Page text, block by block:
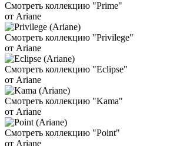
Смотреть коллекцию "Prime"
от Ariane
Смотреть коллекцию "Privilege"
от Ariane
Смотреть коллекцию "Eclipse"
от Ariane
Смотреть коллекцию "Kama"
от Ariane
Смотреть коллекцию "Point"
от Ariane